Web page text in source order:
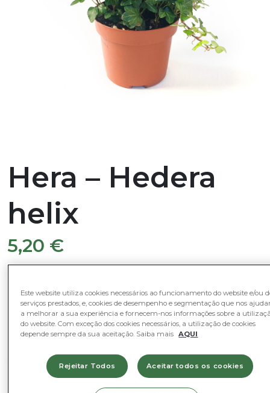
Hera – Hedera
helix
5,20 €
Nome Científico: Hedera helix
Diâmetro do vaso:13cm
cerca 19cm (inclui vaso)
Fotografia Representativa – As fotos apresentadas
Este website utiliza cookies necessários ao funcionamento do website e/ou
serviços prestados, e, cookies de desempenho e segmentação que nos
a melhorar a sua experiência e fornecem-nos informações sobre a
do website. Com exceção dos cookies necessários, a utilização de cookies
depende sempre da sua aceitação. Saiba mais
AQUI
Rejeitar Todos Aceitar todos os cookies